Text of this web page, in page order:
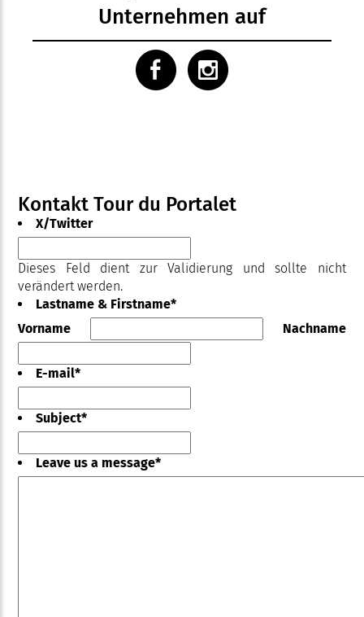
Unternehmen auf
Kontakt Tour du Portalet
X/Twitter
Dieses Feld dient zur Validierung und sollte nicht
verändert werden.
Lastname & Firstname*
Vorname
Nachname
E-mail*
Subject*
Leave us a message*